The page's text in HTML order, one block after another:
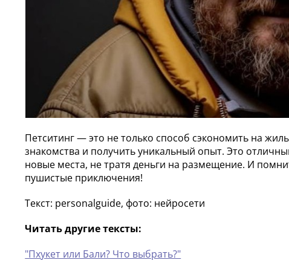
Петситинг — это не только способ сэкономить на
знакомства и получить уникальный опыт. Это
новые места, не тратя деньги на размещение. И
пушистые приключения!
Текст: personalguide, фото: нейросети
Читать другие тексты:
"Пхукет или Бали? Что выбрать?"